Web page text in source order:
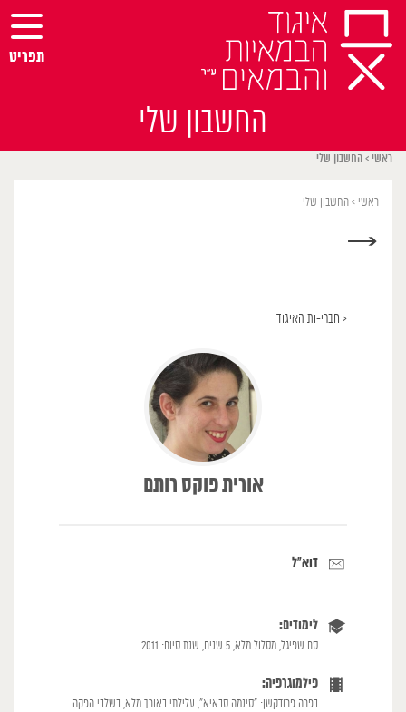
Skip
content
החשבון שלי
תפריט
ראשי > החשבון שלי
ראשי > החשבון שלי
→
< חברי-ות האיגוד
אורית פוקס רותם
דוא"ל
לימודים:
סם שפיגל, מסלול מלא, 5 שנים, שנת סיום: 2011
פילמוגרפיה:
בפרה פרודקשן: "סינמה סבאיא", עלילתי באורך מלא, בשלבי הפקה